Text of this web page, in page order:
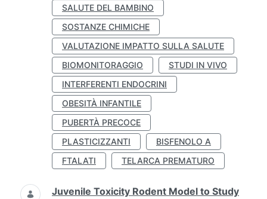
SALUTE DEL BAMBINO
SOSTANZE CHIMICHE
VALUTAZIONE IMPATTO SULLA SALUTE
BIOMONITORAGGIO
STUDI IN VIVO
INTERFERENTI ENDOCRINI
OBESITÀ INFANTILE
PUBERTÀ PRECOCE
PLASTICIZZANTI
BISFENOLO A
FTALATI
TELARCA PREMATURO
Juvenile Toxicity Rodent Model to Study